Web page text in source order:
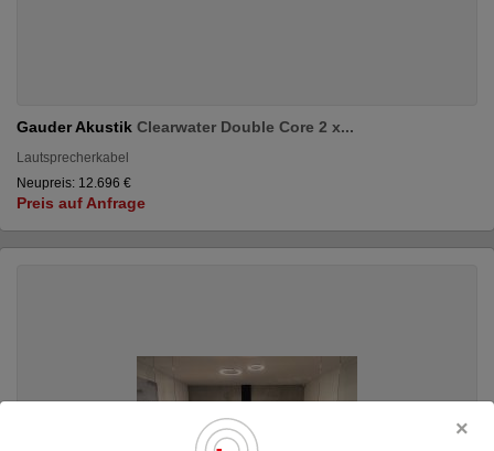
Gauder Akustik Clearwater Double Core 2 x...
Lautsprecherkabel
Neupreis: 12.696 €
Preis auf Anfrage